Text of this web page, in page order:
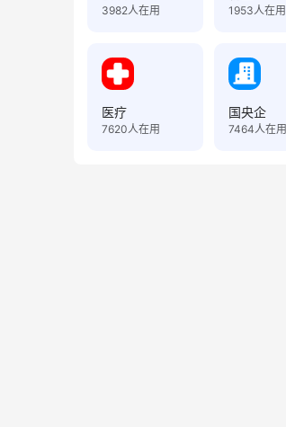
3982人在用 1953人在用
医疗
7620人在用
国央企
7464人在用